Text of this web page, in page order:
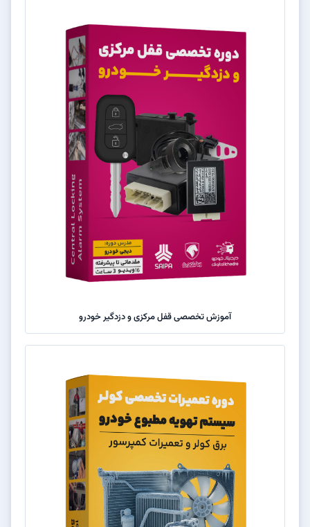
آموزش تخصصی قفل مرکزی و دزدگیر خودرو